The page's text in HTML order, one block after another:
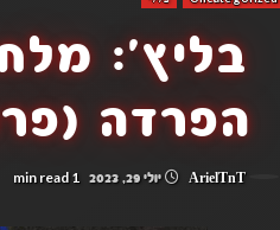
בליץ':
הפרדה (פרק 1 – מתוקן) ופרקים
ArielTnT יולי 29, 2023 1 min read